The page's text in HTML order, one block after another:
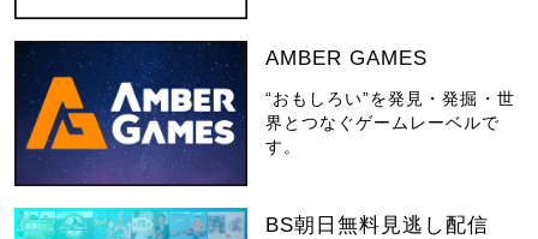
AMBER GAMES
“おもしろい”を発見・発掘・世
界とつなぐゲームレーベルで
す。
BS朝日無料見逃し配信